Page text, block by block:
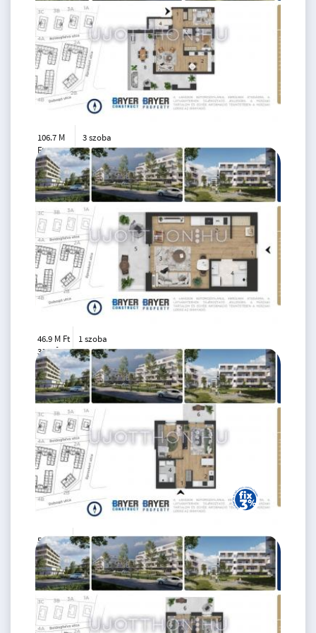
106.7 M
Ft
76 m
3 szoba
2. emelet
46.9 M Ft
31 m2
1 szoba
3.
emelet
54.5 M Ft
39 m2
2 szoba
2.
emelet